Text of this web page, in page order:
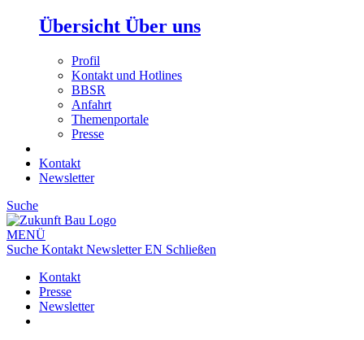
Übersicht Über uns
Profil
Kontakt und Hotlines
BBSR
Anfahrt
Themenportale
Presse
Kontakt
Newsletter
Suche
MENÜ
Suche Kontakt NewsletterEN Schließen
Kontakt
Presse
Newsletter